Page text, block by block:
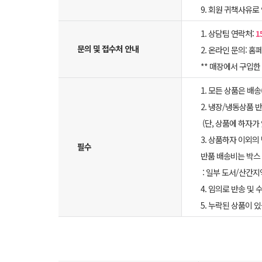
9. 회원 귀책사유
문의 및 접수처 안내
1. 상담팀 연락처:
2. 온라인 문의: 홈
** 매장에서 구입
필수
1. 모든 상품은 배
2. 냉장/냉동상품
(단, 상품에 하자
3. 상품하자 이외
반품 배송비는 박
: 일부 도서/산간
4. 임의로 반송 및
5. 누락된 상품이